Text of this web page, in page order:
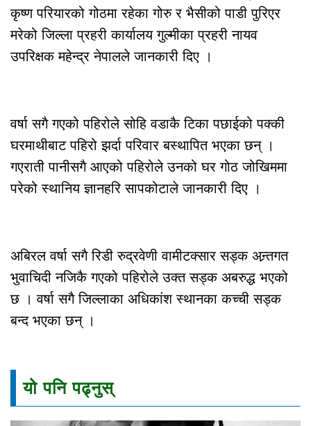
कृष्ण परियारको गोठमा रहेका गोरु र भैसीको पाडी पुरिएर
मरेको जिल्ला प्रहरी कार्यालय गुल्मीका प्रहरी नायव
उपरिक्षक महेन्द्र नेपालले जानकारी दिए ।
वर्षा सगै गएको पहिरोले सोहि वडाकै टिका पछाईको पक्की
घरमाथीबाट पहिरो झर्दा परिवार बस्थापित भएका छन् ।
गएराती पानीसगै आएको पहिरोले उनको घर गोठ जोखिममा
परेको स्थानिय ज्ञानहरि सापकोटाले जानकारी दिए ।
अबिरल वर्षा सगै रिडी रुद्रवेणी वामीटक्सार सड्क अन्र्तगत
भुवाचिदी नजिकै गएको पहिरोले उक्त सड्क अबरुद्ध भएको
छ । वर्षा सगै जिल्लाका अधिकांश स्थानका कच्ची सड्क
बन्द भएका छन् ।
यो पनि पढ्नुस्